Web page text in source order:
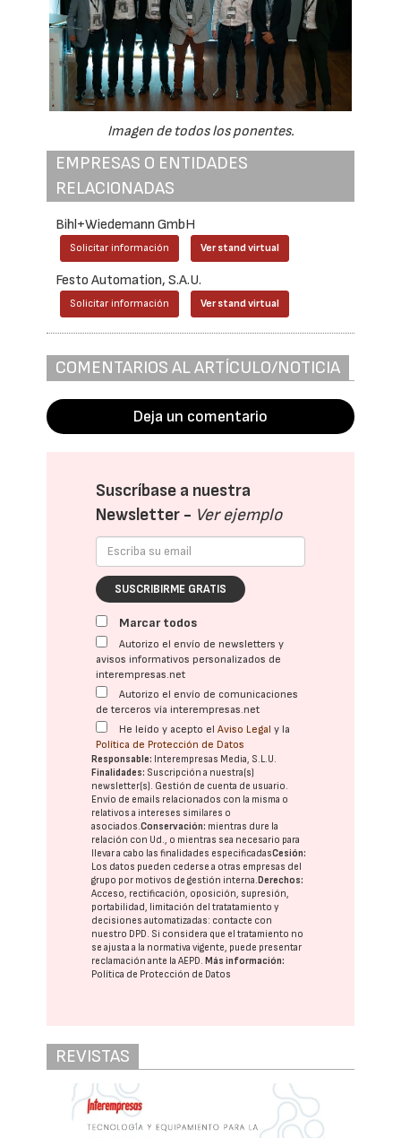
Imagen de todos los ponentes.
EMPRESAS O ENTIDADES
RELACIONADAS
Bihl+Wiedemann GmbH
Solicitar información Ver stand virtual
Festo Automation, S.A.U.
Solicitar información Ver stand virtual
COMENTARIOS AL ARTÍCULO/NOTICIA
Deja un comentario
Suscríbase a nuestra
Newsletter - Ver ejemplo
SUSCRIBIRME GRATIS
Marcar todos
Autorizo el envío de newsletters y
avisos informativos personalizados de
interempresas.net
Autorizo el envío de comunicaciones
de terceros vía interempresas.net
He leído y acepto elAviso Legal y la
Política de Protección de Datos
Responsable: Interempresas Media, S.L.U.
Finalidades: Suscripción a nuestra(s)
newsletter(s). Gestión de cuenta de usuario.
Envío de emails relacionados con la misma o
relativos a intereses similares o
asociados.Conservación: mientras dure la
relación con Ud., o mientras sea necesario para
llevar a cabo las finalidades especificadasCesión:
Los datos pueden cederse a otras empresas del
grupo por motivos de gestión interna.Derechos:
Acceso, rectificación, oposición, supresión,
portabilidad, limitación del tratatamiento y
decisiones automatizadas: contacte con
nuestro DPD. Si considera que el tratamiento no
se ajusta a la normativa vigente, puede presentar
reclamación ante laAEPD.Más información:
Política de Protección de Datos
REVISTAS